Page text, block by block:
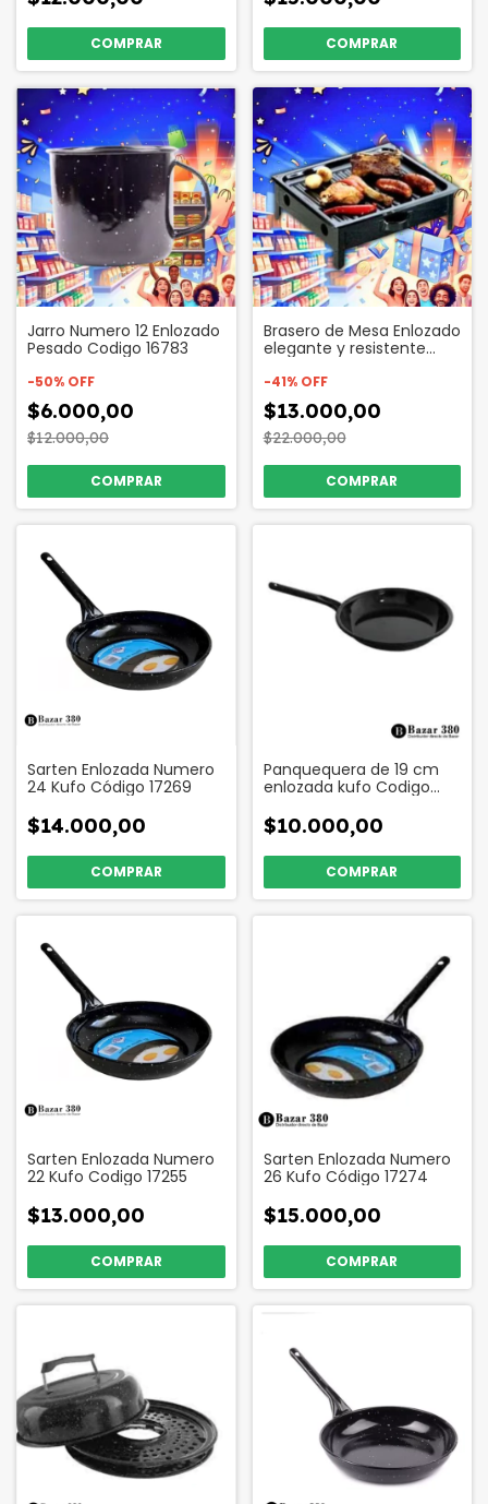
Jarro Numero 12 Enlozado
Pesado Codigo 16783
-50% OFF
$6.000,00
$12.000,00
Brasero de Mesa Enlozado
elegante y resistente
-41% OFF
$13.000,00
$22.000,00
Sarten Enlozada Numero
24 Kufo Código 17269
$14.000,00
Panquequera de 19 cm
enlozada kufo Codigo
$10.000,00
Sarten Enlozada Numero
22 Kufo Codigo 17255
$13.000,00
Sarten Enlozada Numero
26 Kufo Código 17274
$15.000,00